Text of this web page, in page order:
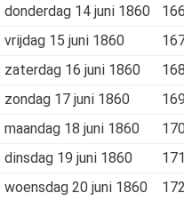
donderdag 14 juni 1860
166
vrijdag 15 juni 1860
zaterdag 16 juni 1860
168
zondag 17 juni 1860
169
maandag 18 juni 1860
dinsdag 19 juni 1860
171
woensdag 20 juni 1860
172